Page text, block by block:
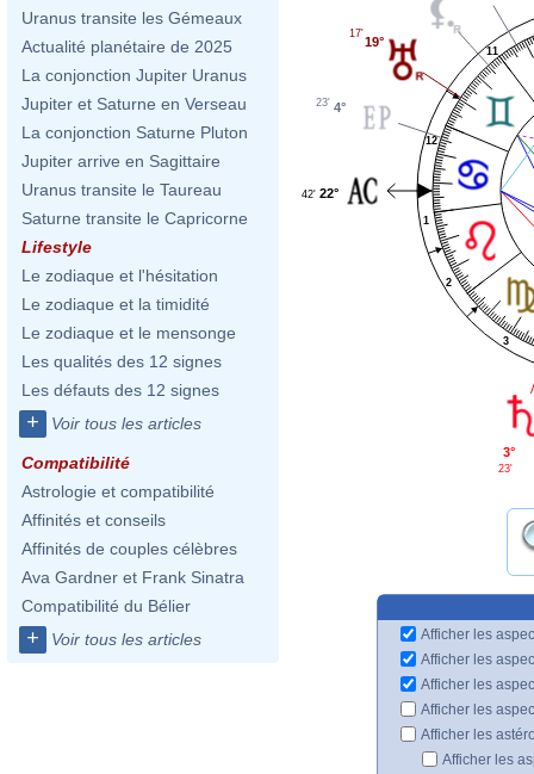
Uranus transite les Gémeaux
Actualité planétaire de 2025
La conjonction Jupiter Uranus
Jupiter et Saturne en Verseau
La conjonction Saturne Pluton
Jupiter arrive en Sagittaire
Uranus transite le Taureau
Saturne transite le Capricorne
Lifestyle
Le zodiaque et l'hésitation
Le zodiaque et la timidité
Le zodiaque et le mensonge
Les qualités des 12 signes
Les défauts des 12 signes
+ Voir tous les articles
Compatibilité
Astrologie et compatibilité
Affinités et conseils
Affinités de couples célèbres
Ava Gardner et Frank Sinatra
Compatibilité du Bélier
+ Voir tous les articles
1
2
3
11
12
19°
17'
4°
23'
22°
42'
3°
23'
Afficher les
Afficher les
Afficher les
Afficher les
Afficher les
Afficher les